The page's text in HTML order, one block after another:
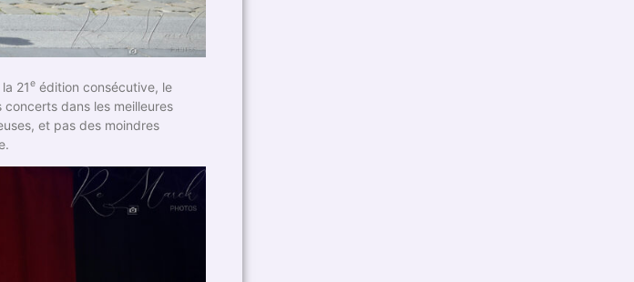
21e édition consécutive, le
dans les meilleures
et pas des moindres